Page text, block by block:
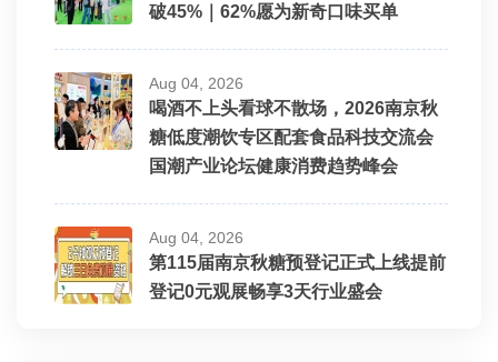
破45%｜62%愿为新奇口味买单
Aug 04, 2026
喝酒不上头看球不散场，2026南京秋
糖低度潮饮专区配套食品科技交流会
国潮产业论坛健康消费趋势峰会
Aug 04, 2026
第115届南京秋糖预登记正式上线提前
登记0元观展畅享3天行业盛会